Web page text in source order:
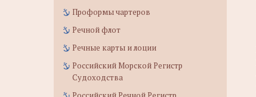
Проформы чартеров
Речной флот
Речные карты и лоции
Российский Морской Регистр
Судоходства